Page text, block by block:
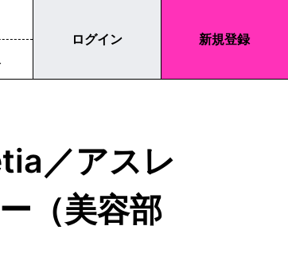
ログイン 新規登録
／アスレ
（美容部